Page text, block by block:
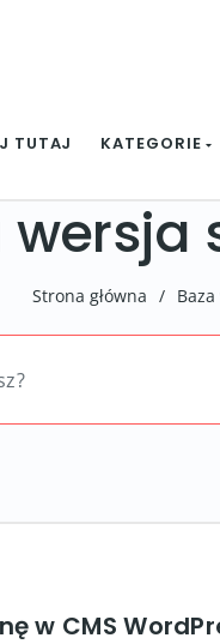
TUTAJ KATEGORIE
Strona główna /
w CMS